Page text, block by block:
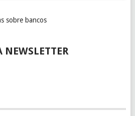
sobre bancos
NEWSLETTER